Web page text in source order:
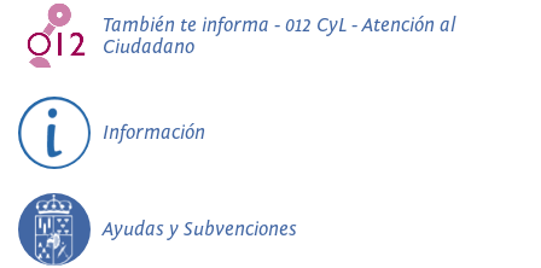
También te informa - 012 CyL - Atención al
Ciudadano
Información
Ayudas y Subvenciones